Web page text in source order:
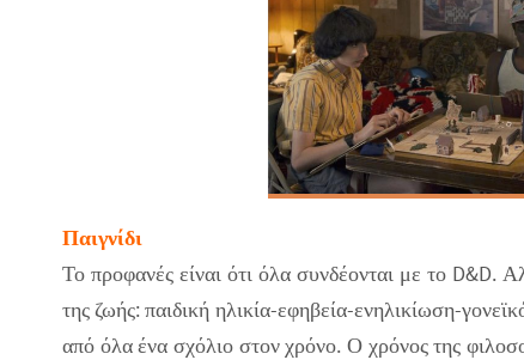
Παιγνίδι
Το προφανές είναι ότι όλα συνδέονται με το D&D.
της ζωής: παιδική ηλικία-εφηβεία-ενηλικίωση-
από όλα ένα σχόλιο στον χρόνο. Ο χρόνος της